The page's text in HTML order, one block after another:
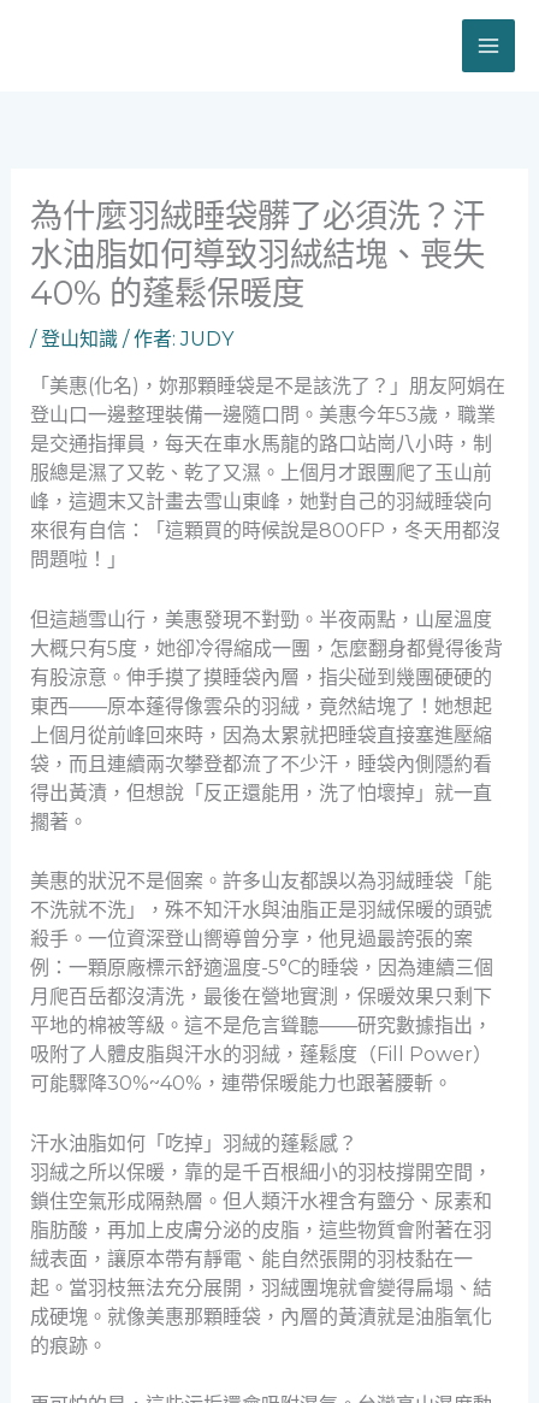
為什麼羽絨睡袋髒了必須洗？汗
水油脂如何導致羽絨結塊、喪失
40% 的蓬鬆保暖度
/登山知識/ 作者:JUDY
「美惠(化名)，妳那顆睡袋是不是該洗了？」朋友阿娟在
登山口一邊整理裝備一邊隨口問。美惠今年53歲，職業
是交通指揮員，每天在車水馬龍的路口站崗八小時，制
服總是濕了又乾、乾了又濕。上個月才跟團爬了玉山前
峰，這週末又計畫去雪山東峰，她對自己的羽絨睡袋向
來很有自信：「這顆買的時候說是800FP，冬天用都沒
問題啦！」
但這趟雪山行，美惠發現不對勁。半夜兩點，山屋溫度
大概只有5度，她卻冷得縮成一團，怎麼翻身都覺得後背
有股涼意。伸手摸了摸睡袋內層，指尖碰到幾團硬硬的
東西——原本蓬得像雲朵的羽絨，竟然結塊了！她想起
上個月從前峰回來時，因為太累就把睡袋直接塞進壓縮
袋，而且連續兩次攀登都流了不少汗，睡袋內側隱約看
得出黃漬，但想說「反正還能用，洗了怕壞掉」就一直
擱著。
美惠的狀況不是個案。許多山友都誤以為羽絨睡袋「能
不洗就不洗」，殊不知汗水與油脂正是羽絨保暖的頭號
殺手。一位資深登山嚮導曾分享，他見過最誇張的案
例：一顆原廠標示舒適溫度-5°C的睡袋，因為連續三個
月爬百岳都沒清洗，最後在營地實測，保暖效果只剩下
平地的棉被等級。這不是危言聳聽——研究數據指出，
吸附了人體皮脂與汗水的羽絨，蓬鬆度（Fill Power）
可能驟降30%~40%，連帶保暖能力也跟著腰斬。
汗水油脂如何「吃掉」羽絨的蓬鬆感？
羽絨之所以保暖，靠的是千百根細小的羽枝撐開空間，
鎖住空氣形成隔熱層。但人類汗水裡含有鹽分、尿素和
脂肪酸，再加上皮膚分泌的皮脂，這些物質會附著在羽
絨表面，讓原本帶有靜電、能自然張開的羽枝黏在一
起。當羽枝無法充分展開，羽絨團塊就會變得扁塌、結
成硬塊。就像美惠那顆睡袋，內層的黃漬就是油脂氧化
的痕跡。